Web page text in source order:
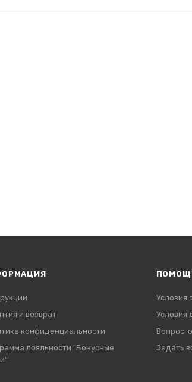
и возврат
конфиденциальности
лояльности "Бонусные
Условия
Условия
Вопрос-
Задать